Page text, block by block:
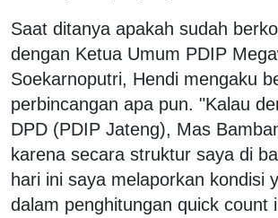
Saat ditanya apakah sudah
dengan Ketua Umum PDIP
Soekarnoputri, Hendi mengaku
perbincangan apa pun. "Kalau
DPD (PDIP Jateng), Mas
karena secara struktur saya di
hari ini saya melaporkan kondisi
dalam penghitungan quick count